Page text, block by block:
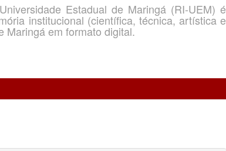
Estadual de Maringá (RI-UEM) é
institucional (científica, técnica, artística e
Maringá em formato digital.